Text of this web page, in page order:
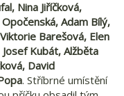
Nina Jiříčková,
Adam Bílý,
Barešová, Elen
Kubát, Alžběta
David
. Stříbrné umístění